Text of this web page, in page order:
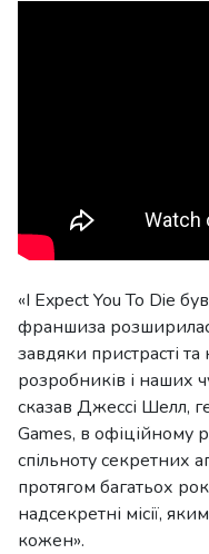
«I Expect You To Die
франшиза
завдяки пристрасті
розробників і наших
сказав Джессі Шелл,
Games, в офіційному
спільноту секретних
протягом багатьох
надсекретні місії,
кожен».